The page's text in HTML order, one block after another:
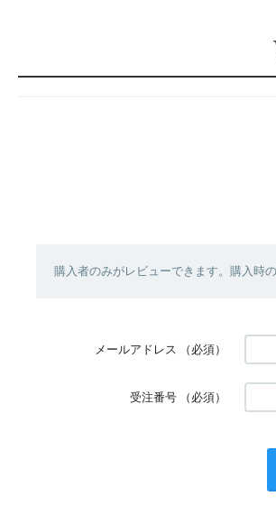
購入者のみがレビューできます。購入時
メールアドレス （必須）
受注番号 （必須）